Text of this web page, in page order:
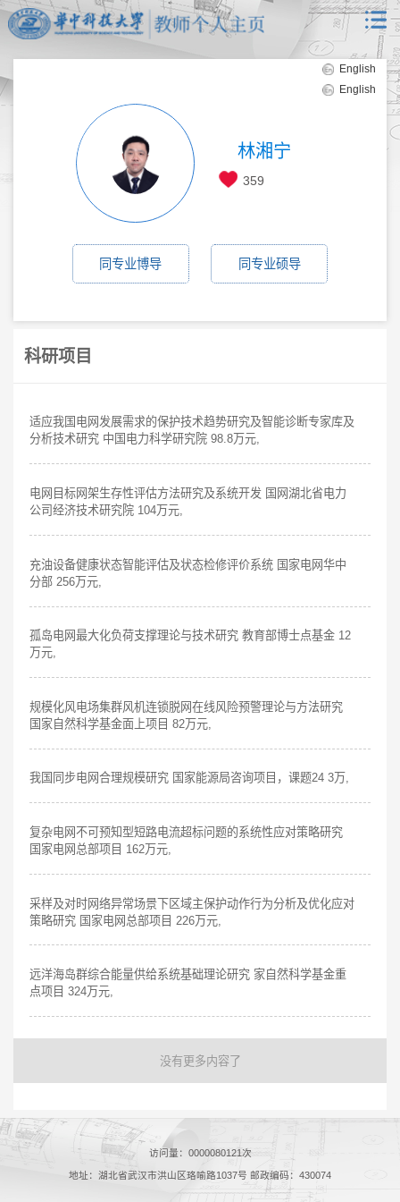
English
English
林湘宁
359
同专业博导 同专业硕导
科研项目
适应我国电网发展需求的保护技术趋势研究及智能诊断专家库及
分析技术研究 中国电力科学研究院 98.8万元,
电网目标网架生存性评估方法研究及系统开发 国网湖北省电力
公司经济技术研究院 104万元,
充油设备健康状态智能评估及状态检修评价系统 国家电网华中
分部 256万元,
孤岛电网最大化负荷支撑理论与技术研究 教育部博士点基金 12
万元,
规模化风电场集群风机连锁脱网在线风险预警理论与方法研究
国家自然科学基金面上项目 82万元,
我国同步电网合理规模研究 国家能源局咨询项目，课题24 3万,
复杂电网不可预知型短路电流超标问题的系统性应对策略研究
国家电网总部项目 162万元,
采样及对时网络异常场景下区域主保护动作行为分析及优化应对
策略研究 国家电网总部项目 226万元,
远洋海岛群综合能量供给系统基础理论研究 家自然科学基金重
点项目 324万元,
没有更多内容了
访问量： 0000080121 次
地址：湖北省武汉市洪山区珞喻路1037号 邮政编码：430074